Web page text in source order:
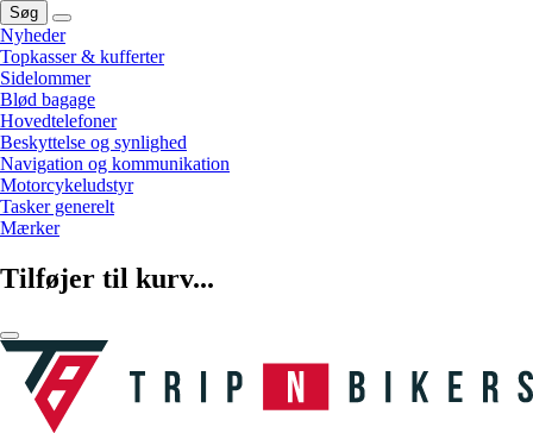
Søg
Nyheder
Topkasser & kufferter
Sidelommer
Blød bagage
Hovedtelefoner
Beskyttelse og synlighed
Navigation og kommunikation
Motorcykeludstyr
Tasker generelt
Mærker
Tilføjer til kurv...